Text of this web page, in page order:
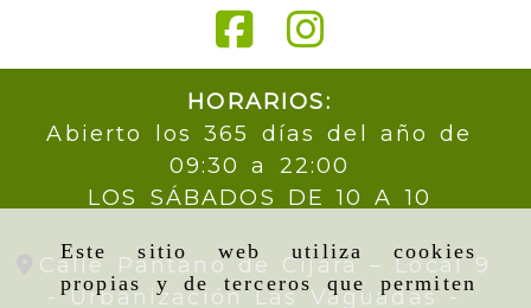
Este sitio web utiliza cookies
propias y de terceros que permiten
HORARIOS:
Abierto los 365 días del año de
09:30 a 22:00
LOS SÁBADOS DE 10 A 10
Calle Pantano de Cijara – Local 9
- Urbanización Las Vaguadas -